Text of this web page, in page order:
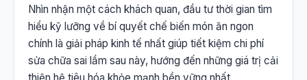
Nhìn nhận một cách khách quan, đầu tư thời gian tìm
hiểu kỹ lưỡng về bí quyết chế biến món ăn ngon
chính là giải pháp kinh tế nhất giúp tiết kiệm chi phí
sửa chữa sai lầm sau này, hướng đến những giá trị cải